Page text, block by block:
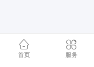
首页 服务